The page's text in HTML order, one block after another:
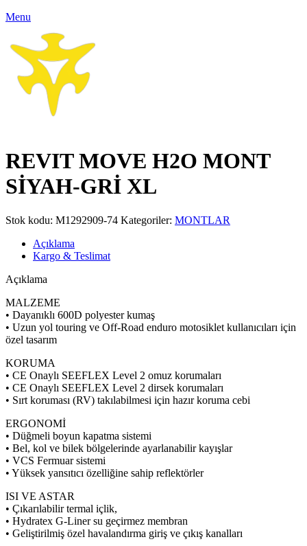
Menu
REVIT MOVE H2O MONT
SİYAH-GRİ XL
Stok kodu: M1292909-74 Kategoriler: MONTLAR
Açıklama
Kargo & Teslimat
Açıklama
MALZEME
• Dayanıklı 600D polyester kumaş
• Uzun yol touring ve Off-Road enduro motosiklet kullanıcıları için
özel tasarım
KORUMA
• CE Onaylı SEEFLEX Level 2 omuz korumaları
• CE Onaylı SEEFLEX Level 2 dirsek korumaları
• Sırt koruması (RV) takılabilmesi için hazır koruma cebi
ERGONOMİ
• Düğmeli boyun kapatma sistemi
• Bel, kol ve bilek bölgelerinde ayarlanabilir kayışlar
• VCS Fermuar sistemi
• Yüksek yansıtıcı özelliğine sahip reflektörler
ISI VE ASTAR
• Çıkarılabilir termal içlik,
• Hydratex G-Liner su geçirmez membran
• Geliştirilmiş özel havalandırma giriş ve çıkış kanalları